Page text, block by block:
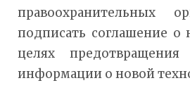
правоохранительных
подписать соглашение о
целях
информации о новой